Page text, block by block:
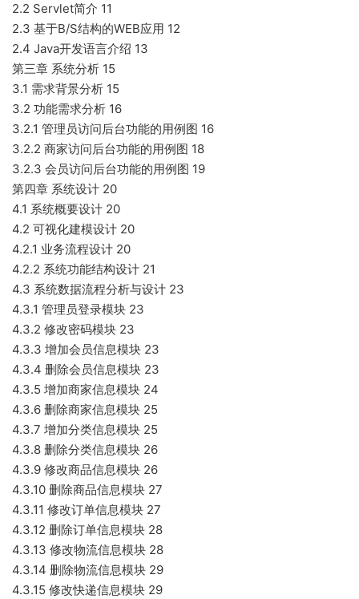
2.2 Servlet简介 11
2.3 基于B/S结构的WEB应用 12
2.4 Java开发语言介绍 13
第三章 系统分析 15
3.1 需求背景分析 15
3.2 功能需求分析 16
3.2.1 管理员访问后台功能的用例图 16
3.2.2 商家访问后台功能的用例图 18
3.2.3 会员访问后台功能的用例图 19
第四章 系统设计 20
4.1 系统概要设计 20
4.2 可视化建模设计 20
4.2.1 业务流程设计 20
4.2.2 系统功能结构设计 21
4.3 系统数据流程分析与设计 23
4.3.1 管理员登录模块 23
4.3.2 修改密码模块 23
4.3.3 增加会员信息模块 23
4.3.4 删除会员信息模块 23
4.3.5 增加商家信息模块 24
4.3.6 删除商家信息模块 25
4.3.7 增加分类信息模块 25
4.3.8 删除分类信息模块 26
4.3.9 修改商品信息模块 26
4.3.10 删除商品信息模块 27
4.3.11 修改订单信息模块 27
4.3.12 删除订单信息模块 28
4.3.13 修改物流信息模块 28
4.3.14 删除物流信息模块 29
4.3.15 修改快递信息模块 29